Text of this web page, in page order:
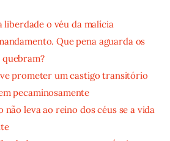
liberdade o véu da malícia
Que pena aguarda os
prometer um castigo transitório
pecaminosamente
não leva ao reino dos céus se a vida